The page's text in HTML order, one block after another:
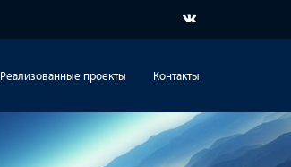
Реализованные проекты Контакты